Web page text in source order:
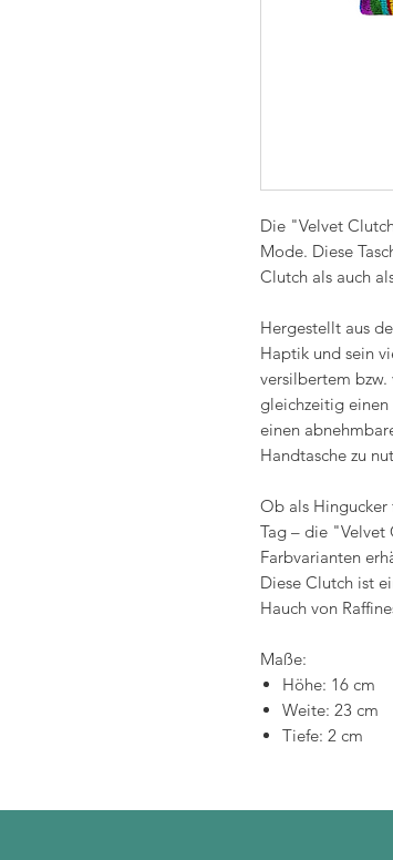
Die "Velvet
Mode. Diese
Clutch als auch
Hergestellt aus
Haptik und sein
versilbertem
gleichzeitig
einen
Handtasche zu
Ob als Hingucker
Tag – die "Velvet
Farbvarianten
Diese Clutch ist
Hauch von
Maße:
Höhe: 16 cm
Weite: 23 cm
Tiefe: 2 cm